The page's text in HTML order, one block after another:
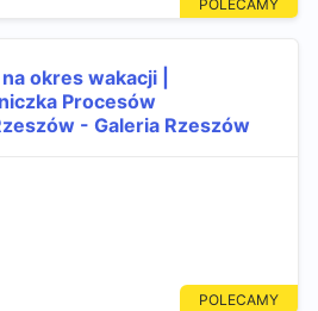
okres wakacji |
Procesów
- Galeria Rzeszów